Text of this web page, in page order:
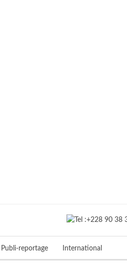
Publi-reportage International